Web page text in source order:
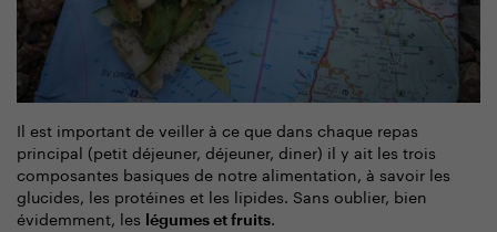
Il est important de veiller à ce que dans chaque repas
principal (petit déjeuner, déjeuner, diner) il y ait les trois
composantes basiques de notre alimentation, à savoir les
glucides, les protéines et les lipides. Sans oublier, bien
évidemment, les
légumes et fruits.